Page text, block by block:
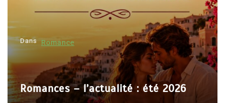
Dans Romance
Romances – l’actualité : été 2026